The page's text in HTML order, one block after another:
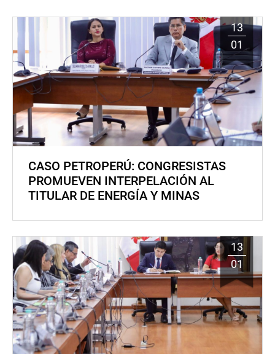
13
01
CASO PETROPERÚ: CONGRESISTAS
PROMUEVEN INTERPELACIÓN AL
TITULAR DE ENERGÍA Y MINAS
13
01